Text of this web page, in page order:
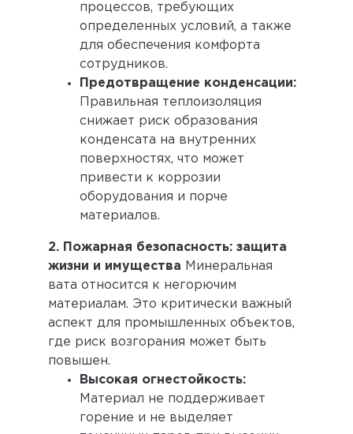
процессов, требующих
определенных условий, а также
для обеспечения комфорта
сотрудников.
Предотвращение конденсации:
Правильная теплоизоляция
снижает риск образования
конденсата на внутренних
поверхностях, что может
привести к коррозии
оборудования и порче
материалов.
2. Пожарная безопасность: защита
жизни и имущества Минеральная
вата относится к негорючим
материалам. Это критически важный
аспект для промышленных объектов,
где риск возгорания может быть
повышен.
Высокая огнестойкость:
Материал не поддерживает
горение и не выделяет